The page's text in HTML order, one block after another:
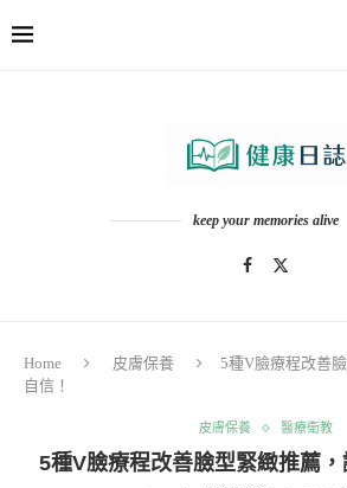
keep your memories alive
Home 皮膚保養
5種V臉療程改善
自信！
皮膚保養 醫療衛教
5種V臉療程改善臉型緊緻推薦，